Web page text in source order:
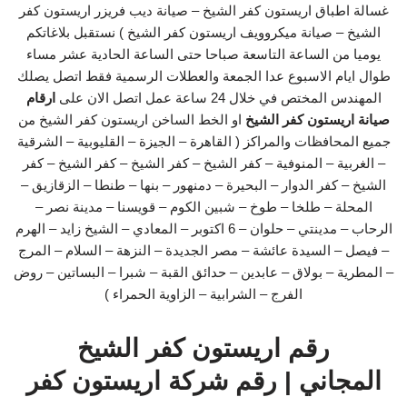
غسالة اطباق اريستون كفر الشيخ – صيانة ديب فريزر اريستون كفر
الشيخ – صيانة ميكروويف اريستون كفر الشيخ ) نستقبل بلاغاتكم
يوميا من الساعة التاسعة صباحا حتى الساعة الحادية عشر مساء
طوال ايام الاسبوع عدا الجمعة والعطلات الرسمية فقط اتصل يصلك
المهندس المختص في خلال 24 ساعة عمل اتصل الان على
ارقام
صيانة اريستون كفر الشيخ او الخط الساخن اريستون كفر الشيخ من
جميع المحافظات والمراكز ( القاهرة – الجيزة – القليوبية – الشرقية
– الغربية – المنوفية – كفر الشيخ – كفر الشيخ – كفر الشيخ – كفر
الشيخ – كفر الدوار – البحيرة – دمنهور – بنها – طنطا – الزقازيق –
المحلة – طلخا – طوخ – شبين الكوم – قويسنا – مدينة نصر –
الرحاب – مدينتي – حلوان – 6 اكتوبر – المعادي – الشيخ زايد – الهرم
– فيصل – السيدة عائشة – مصر الجديدة – النزهة – السلام – المرج
– المطرية – بولاق – عابدين – حدائق القبة – شبرا – البساتين – روض
الفرج – الشرابية – الزاوية الحمراء )
رقم اريستون كفر الشيخ
المجاني | رقم شركة اريستون كفر